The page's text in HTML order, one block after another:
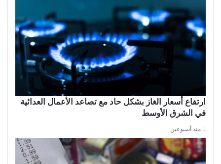
ارتفاع أسعار الغاز بشكل حاد مع تصاعد الأعمال العدائية
في الشرق الأوسط
منذ أسبوعين